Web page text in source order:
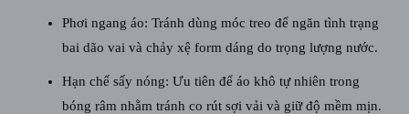
Phơi ngang áo: Tránh dùng móc treo để ngăn tình trạng
bai dão vai và chảy xệ form dáng do trọng lượng nước.
Hạn chế sấy nóng: Ưu tiên để áo khô tự nhiên trong
bóng râm nhằm tránh co rút sợi vải và giữ độ mềm mịn.